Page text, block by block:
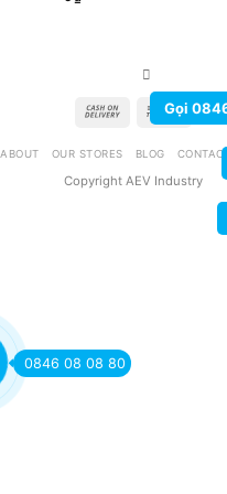
ABOUT OUR STORES BLOG CONTACT
Copyright AEV Industry
0846 08 08 80
Gọi